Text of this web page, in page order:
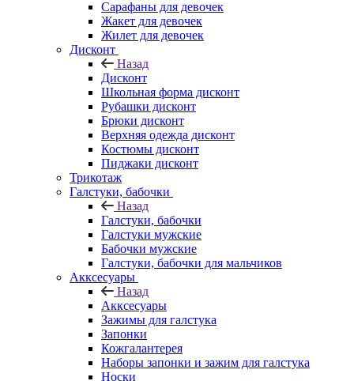
Сарафаны для девочек
Жакет для девочек
Жилет для девочек
Дисконт
Назад
Дисконт
Школьная форма дисконт
Рубашки дисконт
Брюки дисконт
Верхняя одежда дисконт
Костюмы дисконт
Пиджаки дисконт
Трикотаж
Галстуки, бабочки
Назад
Галстуки, бабочки
Галстуки мужские
Бабочки мужские
Галстуки, бабочки для мальчиков
Акксесуары
Назад
Акксесуары
Зажимы для галстука
Запонки
Кожгалантерея
Наборы запонки и зажим для галстука
Носки